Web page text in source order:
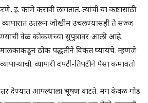
कामे करावी लागतात. त्यांची या कष्टांसाठी
उतरून जोखीम उचलण्यासही ते सज्ज
वेळ कोकणच्या सुपुत्रांवर आली आहे.
मालकाकडून ठोक पद्धतीने विकत घ्यायचे. म्हणजे
व्यापारी दपटी-तिपटीने पैसा कमावतो
उत्तर देण्यात आपल्याला भूषण वाटते. मग केवळ गोड